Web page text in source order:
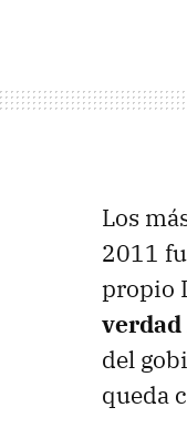
Los
2011
propio
verdad
del
queda